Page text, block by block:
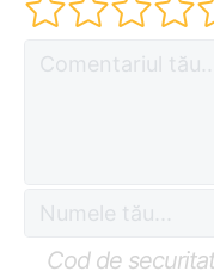
Cod de